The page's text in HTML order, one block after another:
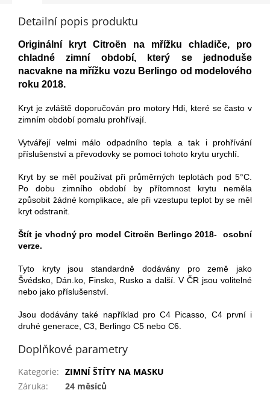
Detailní popis produktu
Originální kryt Citroën na mřížku chladiče, pro
chladné zimní období, který se jednoduše
nacvakne na mřížku vozu Berlingo od modelového
roku 2018.
Kryt je zvláště doporučován pro motory Hdi, které se často v
zimním období pomalu prohřívají.
Vytvářejí velmi málo odpadního tepla a tak i prohřívání
příslušenství a převodovky se pomoci tohoto krytu urychlí.
Kryt by se měl používat při průměrných teplotách pod 5°C.
Po dobu zimního období by přítomnost krytu neměla
způsobit žádné komplikace, ale při vzestupu teplot by se měl
kryt odstranit.
Štít je vhodný pro model Citroën Berlingo 2018- osobní
verze.
Tyto kryty jsou standardně dodávány pro země jako
Švédsko, Dán.ko, Finsko, Rusko a další. V ČR jsou volitelné
nebo jako příslušenství.
Jsou dodávány také například pro C4 Picasso, C4 první i
druhé generace, C3, Berlingo C5 nebo C6.
Doplňkové parametry
Kategorie: ZIMNÍ ŠTÍTY NA MASKU
Záruka: 24 měsíců